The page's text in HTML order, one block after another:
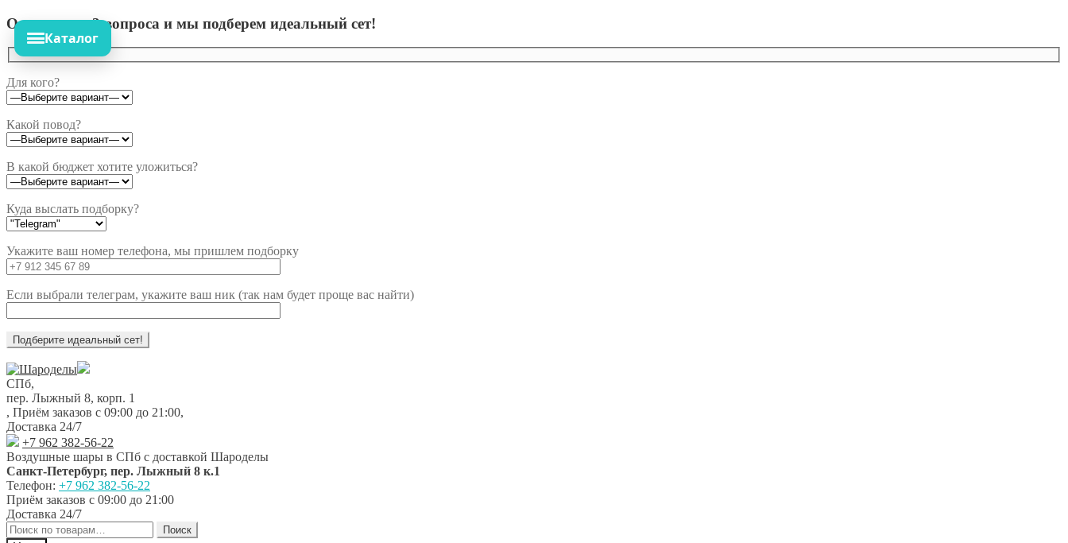
Ответьте на 3 вопроса и мы подберем идеальный сет!
Для кого?
Какой повод?
В какой бюджет хотите уложиться?
Куда выслать подборку?
Укажите ваш номер телефона, мы пришлем подборку
Если выбрали телеграм, укажите ваш ник (так нам будет проще вас найти)
Перейти
к
навигации
Перейти
к
содержимому
СПб,
пер. Лыжный 8, корп. 1
, Приём заказов с 09:00 до 21:00,
Доставка 24/7
+7 962 382-56-22
Воздушные шары в СПб с доставкой Шароделы
Санкт-Петербург, пер. Лыжный 8 к.1
Телефон: +7 962 382-56-22
Приём заказов с 09:00 до 21:00
Доставка 24/7
Искать:
Поиск
Каталог